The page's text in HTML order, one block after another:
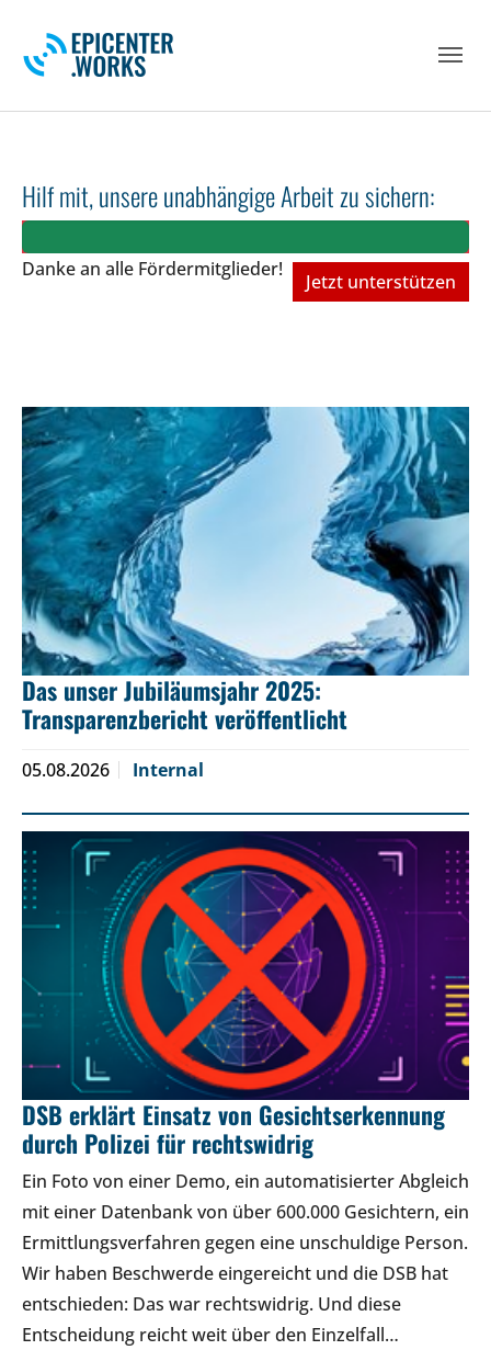
Hilf mit, unsere unabhängige Arbeit zu sichern:
Danke an alle Fördermitglieder!
Jetzt unterstützen
Das unser Jubiläumsjahr 2025:
Transparenzbericht veröffentlicht
05.08.2026 Internal
DSB erklärt Einsatz von Gesichtserkennung
durch Polizei für rechtswidrig
Ein Foto von einer Demo, ein automatisierter Abgleich
mit einer Datenbank von über 600.000 Gesichtern, ein
Ermittlungsverfahren gegen eine unschuldige Person.
Wir haben Beschwerde eingereicht und die DSB hat
entschieden: Das war rechtswidrig. Und diese
Entscheidung reicht weit über den Einzelfall…